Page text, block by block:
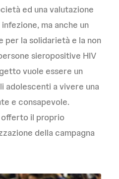
ed una valutazione
ma anche un
per la solidarietà e la non
sieropositive HIV
vuole essere un
adolescenti a vivere una
e consapevole.
offerto il proprio
della campagna